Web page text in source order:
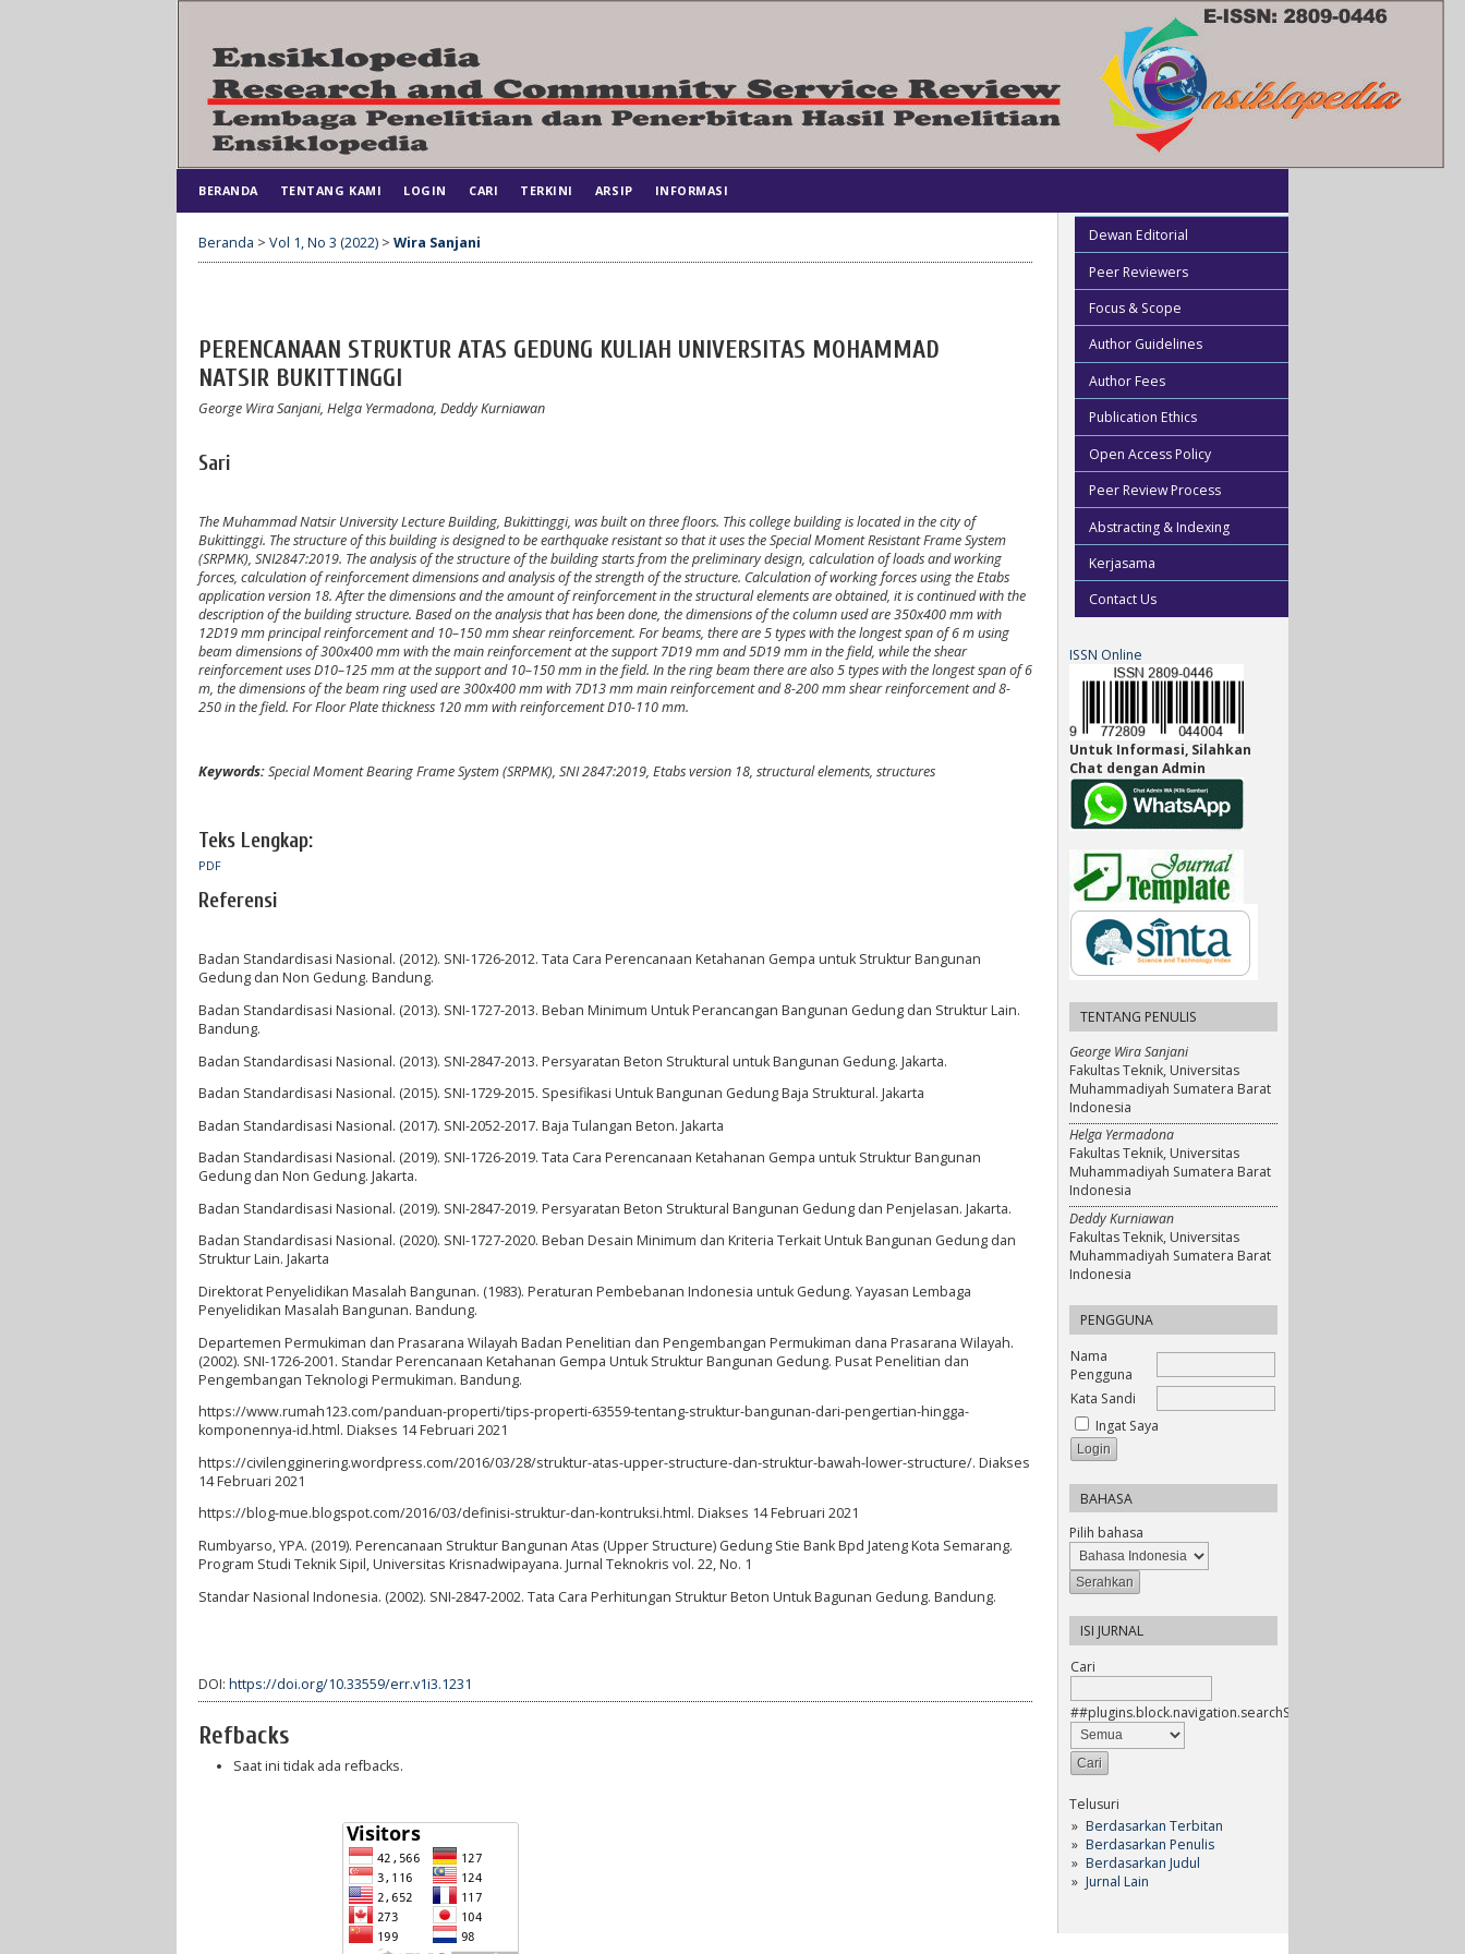
Dewan Editorial
Peer Reviewers
Focus & Scope
Author Guidelines
Author Fees
Publication Ethics
Open Access Policy
Peer Review Process
Abstracting & Indexing
Kerjasama
Contact Us
ISSN Online
Untuk Informasi, Silahkan
Chat dengan Admin
TENTANG PENULIS
George Wira Sanjani
Fakultas Teknik, Universitas
Muhammadiyah Sumatera Barat
Indonesia
Helga Yermadona
Fakultas Teknik, Universitas
Muhammadiyah Sumatera Barat
Indonesia
Deddy Kurniawan
Fakultas Teknik, Universitas
Muhammadiyah Sumatera Barat
Indonesia
PENGGUNA
Nama
Pengguna
Kata Sandi
Ingat Saya
BAHASA
Pilih bahasa
ISI JURNAL
Cari
##plugins.block.navigation.searchScope##
Telusuri
Berdasarkan Terbitan
Berdasarkan Penulis
Berdasarkan Judul
Jurnal Lain
BERANDA TENTANG KAMI LOGIN CARI TERKINI ARSIP INFORMASI
Beranda > Vol 1, No 3 (2022) > Wira Sanjani
PERENCANAAN STRUKTUR ATAS GEDUNG KULIAH UNIVERSITAS MOHAMMAD
NATSIR BUKITTINGGI
George Wira Sanjani, Helga Yermadona, Deddy Kurniawan
Sari
The Muhammad Natsir University Lecture Building, Bukittinggi, was built on three floors. This college building is located in the city of
Bukittinggi. The structure of this building is designed to be earthquake resistant so that it uses the Special Moment Resistant Frame System
(SRPMK), SNI2847:2019. The analysis of the structure of the building starts from the preliminary design, calculation of loads and working
forces, calculation of reinforcement dimensions and analysis of the strength of the structure. Calculation of working forces using the Etabs
application version 18. After the dimensions and the amount of reinforcement in the structural elements are obtained, it is continued with the
description of the building structure. Based on the analysis that has been done, the dimensions of the column used are 350x400 mm with
12D19 mm principal reinforcement and 10–150 mm shear reinforcement. For beams, there are 5 types with the longest span of 6 m using
beam dimensions of 300x400 mm with the main reinforcement at the support 7D19 mm and 5D19 mm in the field, while the shear
reinforcement uses D10–125 mm at the support and 10–150 mm in the field. In the ring beam there are also 5 types with the longest span of 6
m, the dimensions of the beam ring used are 300x400 mm with 7D13 mm main reinforcement and 8-200 mm shear reinforcement and 8-
250 in the field. For Floor Plate thickness 120 mm with reinforcement D10-110 mm.
Keywords:Special Moment Bearing Frame System (SRPMK), SNI 2847:2019, Etabs version 18, structural elements, structures
Teks Lengkap:
PDF
Referensi
Badan Standardisasi Nasional. (2012). SNI-1726-2012. Tata Cara Perencanaan Ketahanan Gempa untuk Struktur Bangunan
Gedung dan Non Gedung. Bandung.
Badan Standardisasi Nasional. (2013). SNI-1727-2013. Beban Minimum Untuk Perancangan Bangunan Gedung dan Struktur Lain.
Bandung.
Badan Standardisasi Nasional. (2013). SNI-2847-2013. Persyaratan Beton Struktural untuk Bangunan Gedung. Jakarta.
Badan Standardisasi Nasional. (2015). SNI-1729-2015. Spesifikasi Untuk Bangunan Gedung Baja Struktural. Jakarta
Badan Standardisasi Nasional. (2017). SNI-2052-2017. Baja Tulangan Beton. Jakarta
Badan Standardisasi Nasional. (2019). SNI-1726-2019. Tata Cara Perencanaan Ketahanan Gempa untuk Struktur Bangunan
Gedung dan Non Gedung. Jakarta.
Badan Standardisasi Nasional. (2019). SNI-2847-2019. Persyaratan Beton Struktural Bangunan Gedung dan Penjelasan. Jakarta.
Badan Standardisasi Nasional. (2020). SNI-1727-2020. Beban Desain Minimum dan Kriteria Terkait Untuk Bangunan Gedung dan
Struktur Lain. Jakarta
Direktorat Penyelidikan Masalah Bangunan. (1983). Peraturan Pembebanan Indonesia untuk Gedung. Yayasan Lembaga
Penyelidikan Masalah Bangunan. Bandung.
Departemen Permukiman dan Prasarana Wilayah Badan Penelitian dan Pengembangan Permukiman dana Prasarana Wilayah.
(2002). SNI-1726-2001. Standar Perencanaan Ketahanan Gempa Untuk Struktur Bangunan Gedung. Pusat Penelitian dan
Pengembangan Teknologi Permukiman. Bandung.
https://www.rumah123.com/panduan-properti/tips-properti-63559-tentang-struktur-bangunan-dari-pengertian-hingga-
komponennya-id.html. Diakses 14 Februari 2021
https://civilengginering.wordpress.com/2016/03/28/struktur-atas-upper-structure-dan-struktur-bawah-lower-structure/. Diakses
14 Februari 2021
https://blog-mue.blogspot.com/2016/03/definisi-struktur-dan-kontruksi.html. Diakses 14 Februari 2021
Rumbyarso, YPA. (2019). Perencanaan Struktur Bangunan Atas (Upper Structure) Gedung Stie Bank Bpd Jateng Kota Semarang.
Program Studi Teknik Sipil, Universitas Krisnadwipayana. Jurnal Teknokris vol. 22, No. 1
Standar Nasional Indonesia. (2002). SNI-2847-2002. Tata Cara Perhitungan Struktur Beton Untuk Bagunan Gedung. Bandung.
DOI: https://doi.org/10.33559/err.v1i3.1231
Refbacks
Saat ini tidak ada refbacks.